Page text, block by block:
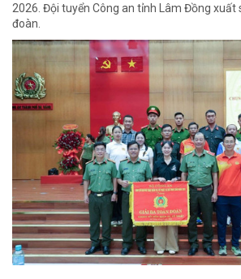
2026. Đội tuyển Công an tỉnh Lâm Đồng xuất
đoàn.